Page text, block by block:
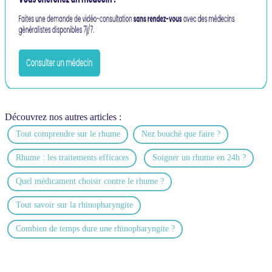
bébé
(jusqu'à
semaines)
toux
résiduelle
jusqu'à
3
semaines..
Fréquence
Jusqu'à
4
épisodes
par
an
chez
l'adulte,
Découvrez nos autres articles :
Tout comprendre sur le rhume​ Nez bouché que faire ?​
Rhume : les traitements efficaces Soigner un rhume en 24h ?
Quel médicament choisir contre le rhume ?
Tout savoir sur la rhinopharyngite
Combien de temps dure une rhinopharyngite ?